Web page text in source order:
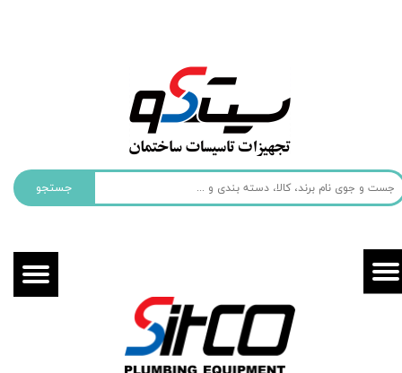
جستجو
خروج از حساب کاربری